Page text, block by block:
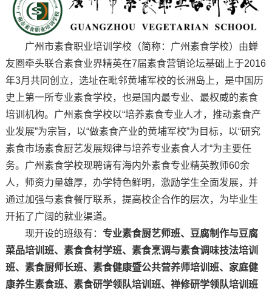
广州市素食职业培训学校（简称：广州素食学校）由蝉
友圈牵头联合素食业界精英在7届素食营销论坛基础上于2016
年3月共同创立，选址在毗邻黄埔军校的长洲岛上，是中国历
史上第一所专业素食学校，也是国内最专业、最权威的素食
培训机构。广州素食学校以“培养素食专业人才，推动素食产
业发展”为宗旨，以“做素食产业的黄埔军校”为目标，以“研究
素食市场素食厨艺发展规律与培养专业素食人才“为主要任
务。广州素食学校现聘请有海内外素食专业精英教师60余
人，师资力量雄厚，办学特色鲜明，激励学生全面发展，并
通过加强与素食餐厅联系，提高校企合作的层次，为毕业生
开拓了广阔的就业渠道。
现开设的班级有： 专业素食厨艺师班、豆腐制作与豆腐
菜品培训班、素食食材学班、素食烹调与素食调味技法培训
班、素食厨师长班、素食健康暨公共营养师培训班、家庭健
康养生素食班、素食研学领队培训班、禅修研学领队培训班